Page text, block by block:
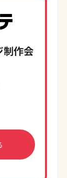
制作会